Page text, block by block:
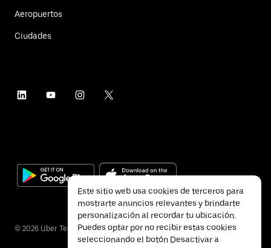
Aeropuertos
Ciudades
© 2026 Uber Technologies Inc.
Este sitio web usa cookies de terceros para
mostrarte anuncios relevantes y brindarte
personalización al recordar tu ubicación.
Puedes optar por no recibir estas cookies
seleccionando el botón Desactivar a